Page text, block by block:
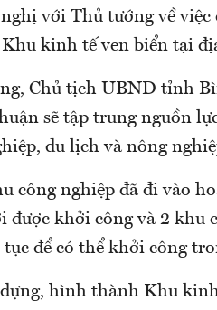
với Thủ tướng về
kinh tế ven biển tại
Chủ tịch UBND tỉnh
sẽ tập trung nguồn
du lịch và nông
công nghiệp đã đi vào
được khởi công và 2 khu
để có thể khởi công
hình thành Khu